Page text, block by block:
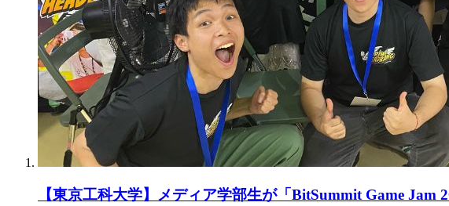
【東京工科大学】メディア学部生が「BitSummit Game